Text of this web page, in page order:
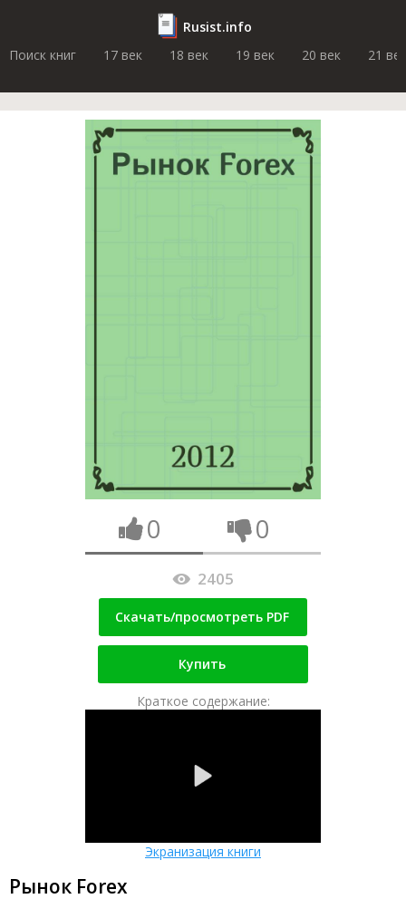
Rusist.info
Поиск книг
17 век 18 век 19 век 20 век 21 век
0 0
2405
Скачать/просмотреть PDF
Купить
Краткое содержание:
Экранизация книги
Рынок Forex